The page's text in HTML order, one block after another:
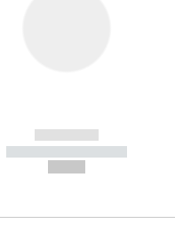
------------
----------- -----------